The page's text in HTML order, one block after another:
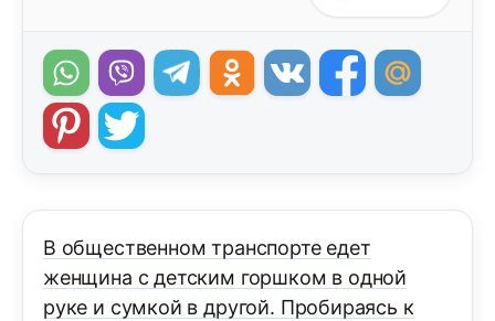
В общественном транспорте едет
женщина с детским горшком в одной
руке и сумкой в другой. Пробираясь к